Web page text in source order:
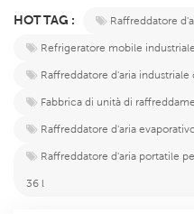
HOT TAG :
Raffreddatore
Refrigeratore mobile
Raffreddatore d'aria
Fabbrica di unità di
Raffreddatore d'aria
Raffreddatore d'aria portatile
36 l